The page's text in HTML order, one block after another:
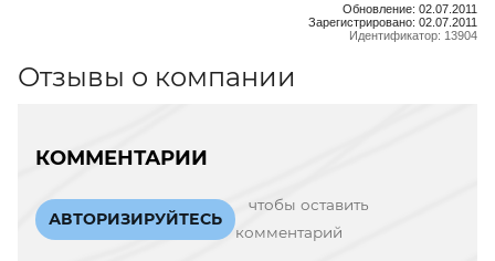
Обновление: 02.07.2011
Зарегистрировано: 02.07.2011
Идентификатор: 13904
Отзывы о компании
КОММЕНТАРИИ
АВТОРИЗИРУЙТЕСЬ
чтобы оставить
комментарий